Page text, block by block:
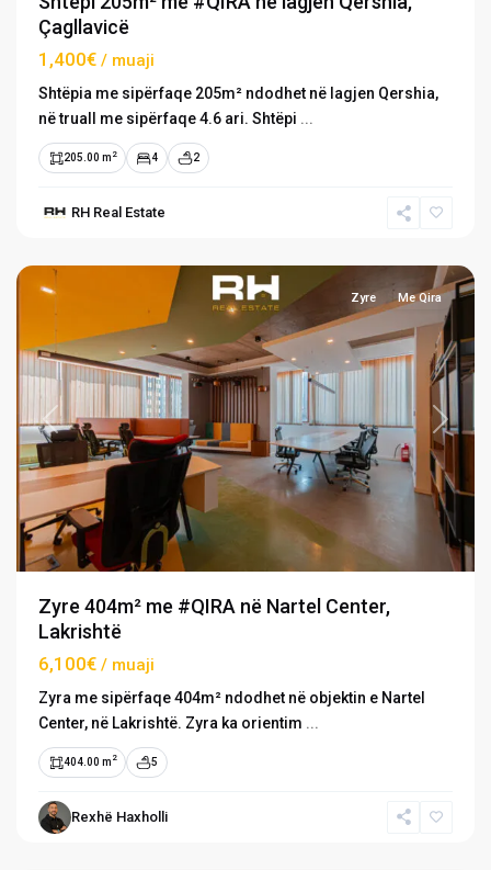
Çagllavicë
1,400€ / muaji
Shtëpia me sipërfaqe 205m² ndodhet në lagjen Qershia,
në truall me sipërfaqe 4.6 ari. Shtëpi ...
205.00 m 2 4 2
RH Real Estate
Lakrishtë,
Previous Next
Zyre Me Qira
Zyre 404m² me #QIRA në Nartel Center,
Lakrishtë
6,100€ / muaji
Zyra me sipërfaqe 404m² ndodhet në objektin e Nartel
Center, në Lakrishtë. Zyra ka orientim ...
404.00 m 2 5
Rexhë Haxholli
Lagjja
Muhaxherëve,